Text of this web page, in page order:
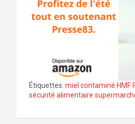
Étiquettes: miel contaminé HMF
sécurité alimentaire